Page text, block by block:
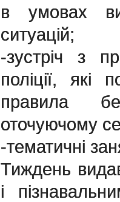
в умовах
ситуацій;
-зустріч з
поліції, які
правила
оточуючому
-тематичні
Тиждень
і